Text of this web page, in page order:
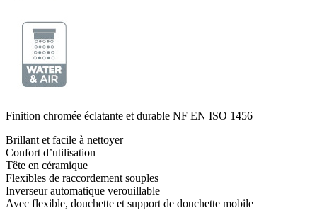
Finition chromée éclatante et durable NF EN ISO 1456
Brillant et facile à nettoyer
Confort d’utilisation
Tête en céramique
Flexibles de raccordement souples
Inverseur automatique verouillable
Avec flexible, douchette et support de douchette mobile